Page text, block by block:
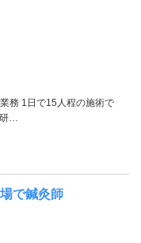
務 1日で15人程の施術で
…
で鍼灸師